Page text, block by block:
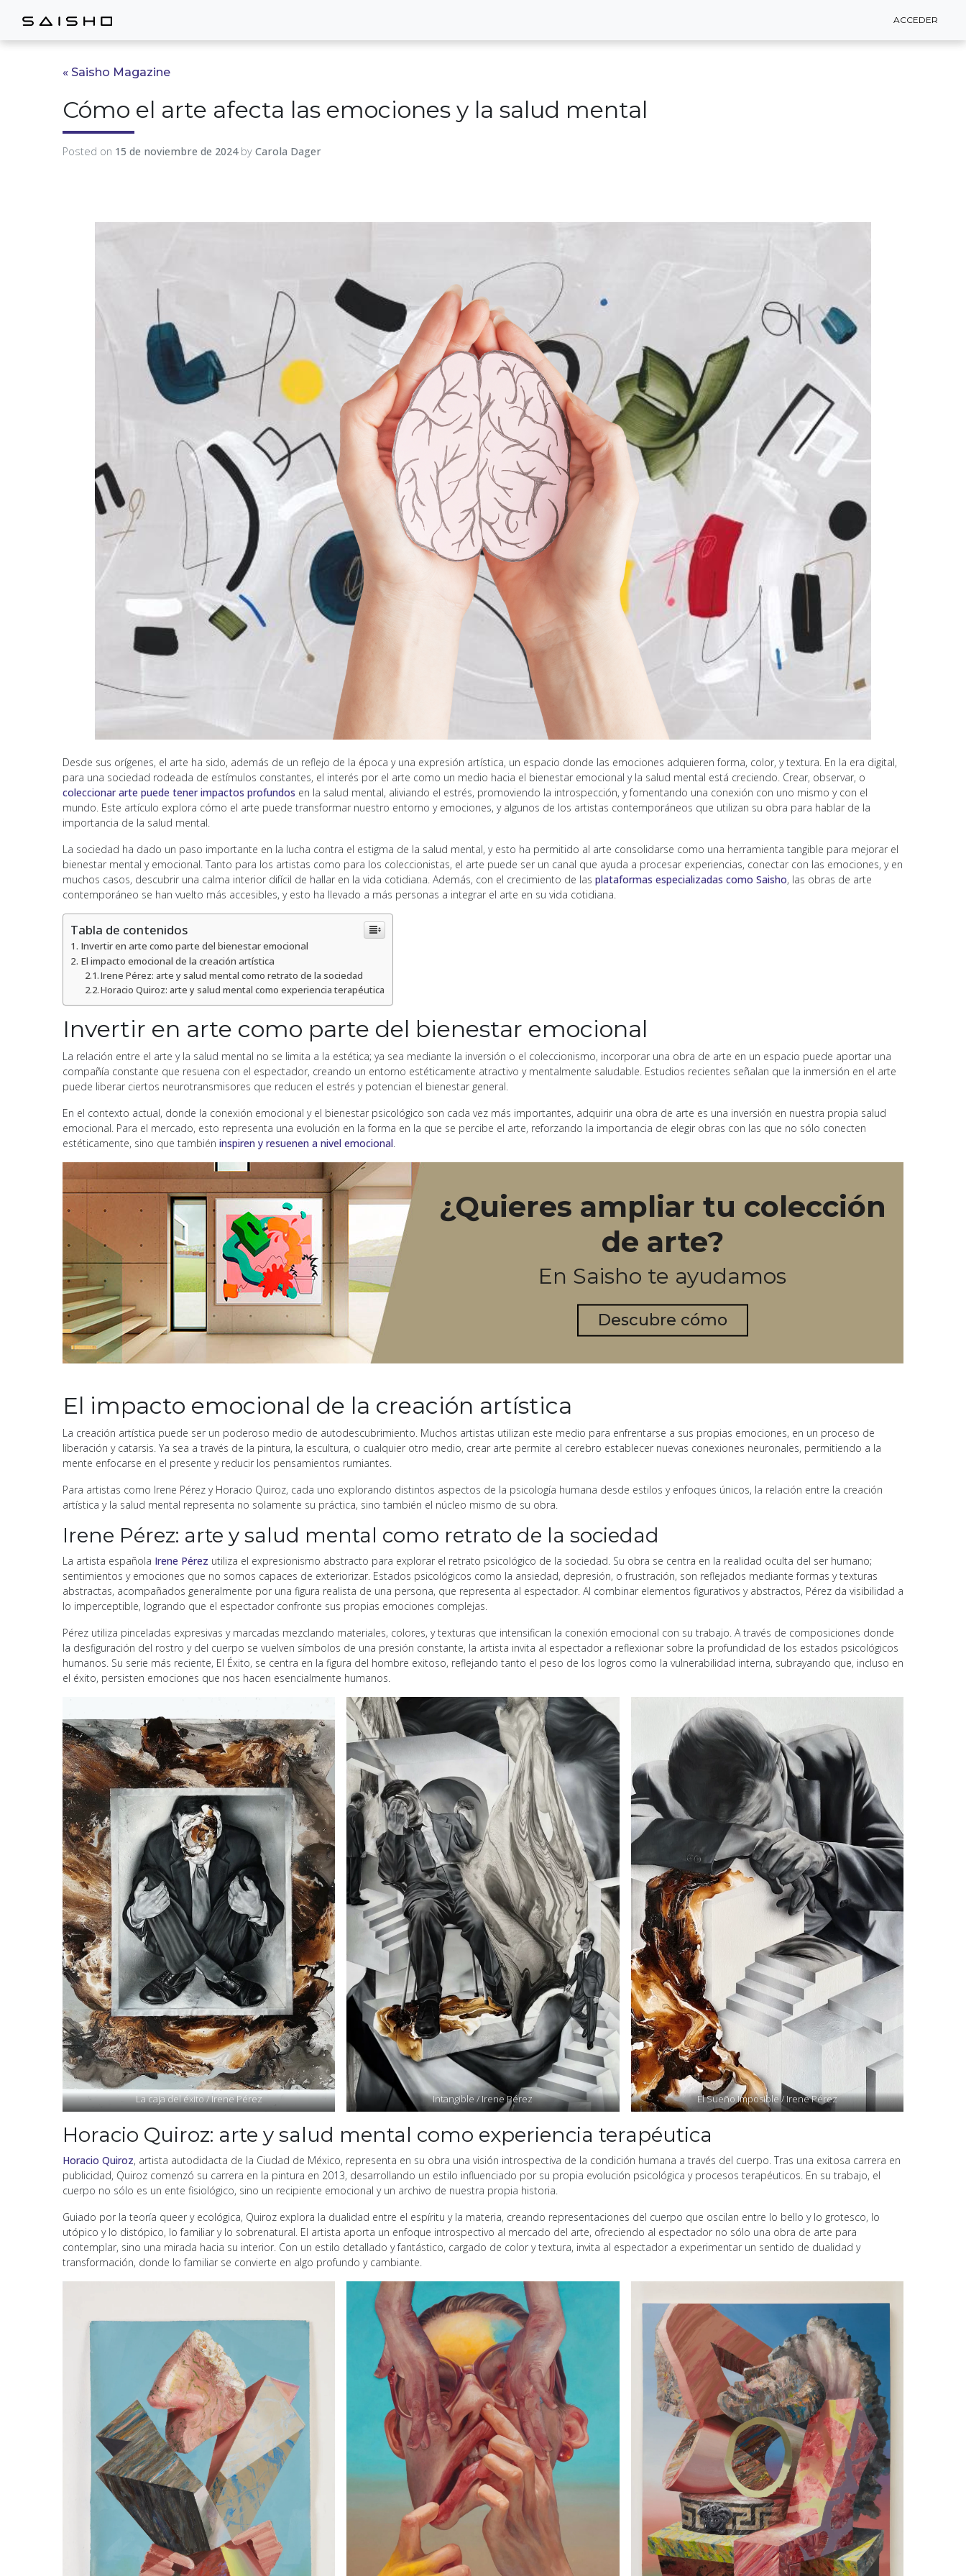
ACCEDER
ACCEDER
« Saisho Magazine
Cómo el arte afecta las emociones y la salud mental
Posted on 15 de noviembre de 2024by Carola Dager
Desde sus orígenes, el arte ha sido, además de un reflejo de la época y una expresión artística, un espacio donde las emociones adquieren forma, color, y textura. En la era digital,
para una sociedad rodeada de estímulos constantes, el interés por el arte como un medio hacia el bienestar emocional y la salud mental está creciendo. Crear, observar, o
coleccionar arte puede tener impactos profundos en la salud mental, aliviando el estrés, promoviendo la introspección, y fomentando una conexión con uno mismo y con el
mundo. Este artículo explora cómo el arte puede transformar nuestro entorno y emociones, y algunos de los artistas contemporáneos que utilizan su obra para hablar de la
importancia de la salud mental.
La sociedad ha dado un paso importante en la lucha contra el estigma de la salud mental, y esto ha permitido al arte consolidarse como una herramienta tangible para mejorar el
bienestar mental y emocional. Tanto para los artistas como para los coleccionistas, el arte puede ser un canal que ayuda a procesar experiencias, conectar con las emociones, y en
muchos casos, descubrir una calma interior difícil de hallar en la vida cotidiana. Además, con el crecimiento de las plataformas especializadas como Saisho, las obras de arte
contemporáneo se han vuelto más accesibles, y esto ha llevado a más personas a integrar el arte en su vida cotidiana.
Tabla de contenidos
Invertir en arte como parte del bienestar emocional
El impacto emocional de la creación artística
Irene Pérez: arte y salud mental como retrato de la sociedad
Horacio Quiroz: arte y salud mental como experiencia terapéutica
Invertir en arte como parte del bienestar emocional
La relación entre el arte y la salud mental no se limita a la estética; ya sea mediante la inversión o el coleccionismo, incorporar una obra de arte en un espacio puede aportar una
compañía constante que resuena con el espectador, creando un entorno estéticamente atractivo y mentalmente saludable. Estudios recientes señalan que la inmersión en el arte
puede liberar ciertos neurotransmisores que reducen el estrés y potencian el bienestar general.
En el contexto actual, donde la conexión emocional y el bienestar psicológico son cada vez más importantes, adquirir una obra de arte es una inversión en nuestra propia salud
emocional. Para el mercado, esto representa una evolución en la forma en la que se percibe el arte, reforzando la importancia de elegir obras con las que no sólo conecten
estéticamente, sino que también inspiren y resuenen a nivel emocional.
¿Quieres ampliar tu colección
de arte?
En Saisho te ayudamos
Descubre cómo
El impacto emocional de la creación artística
La creación artística puede ser un poderoso medio de autodescubrimiento. Muchos artistas utilizan este medio para enfrentarse a sus propias emociones, en un proceso de
liberación y catarsis. Ya sea a través de la pintura, la escultura, o cualquier otro medio, crear arte permite al cerebro establecer nuevas conexiones neuronales, permitiendo a la
mente enfocarse en el presente y reducir los pensamientos rumiantes.
Para artistas como Irene Pérez y Horacio Quiroz, cada uno explorando distintos aspectos de la psicología humana desde estilos y enfoques únicos, la relación entre la creación
artística y la salud mental representa no solamente su práctica, sino también el núcleo mismo de su obra.
Irene Pérez: arte y salud mental como retrato de la sociedad
La artista española Irene Pérez utiliza el expresionismo abstracto para explorar el retrato psicológico de la sociedad. Su obra se centra en la realidad oculta del ser humano;
sentimientos y emociones que no somos capaces de exteriorizar. Estados psicológicos como la ansiedad, depresión, o frustración, son reflejados mediante formas y texturas
abstractas, acompañados generalmente por una figura realista de una persona, que representa al espectador. Al combinar elementos figurativos y abstractos, Pérez da visibilidad a
lo imperceptible, logrando que el espectador confronte sus propias emociones complejas.
Pérez utiliza pinceladas expresivas y marcadas mezclando materiales, colores, y texturas que intensifican la conexión emocional con su trabajo. A través de composiciones donde
la desfiguración del rostro y del cuerpo se vuelven símbolos de una presión constante, la artista invita al espectador a reflexionar sobre la profundidad de los estados psicológicos
humanos. Su serie más reciente, El Éxito, se centra en la figura del hombre exitoso, reflejando tanto el peso de los logros como la vulnerabilidad interna, subrayando que, incluso en
el éxito, persisten emociones que nos hacen esencialmente humanos.
La caja del éxito / Irene Pérez Intangible / Irene Pérez El Sueño Imposible / Irene Pérez
Horacio Quiroz: arte y salud mental como experiencia terapéutica
Horacio Quiroz, artista autodidacta de la Ciudad de México, representa en su obra una visión introspectiva de la condición humana a través del cuerpo. Tras una exitosa carrera en
publicidad, Quiroz comenzó su carrera en la pintura en 2013, desarrollando un estilo influenciado por su propia evolución psicológica y procesos terapéuticos. En su trabajo, el
cuerpo no sólo es un ente fisiológico, sino un recipiente emocional y un archivo de nuestra propia historia.
Guiado por la teoría queer y ecológica, Quiroz explora la dualidad entre el espíritu y la materia, creando representaciones del cuerpo que oscilan entre lo bello y lo grotesco, lo
utópico y lo distópico, lo familiar y lo sobrenatural. El artista aporta un enfoque introspectivo al mercado del arte, ofreciendo al espectador no sólo una obra de arte para
contemplar, sino una mirada hacia su interior. Con un estilo detallado y fantástico, cargado de color y textura, invita al espectador a experimentar un sentido de dualidad y
transformación, donde lo familiar se convierte en algo profundo y cambiante.